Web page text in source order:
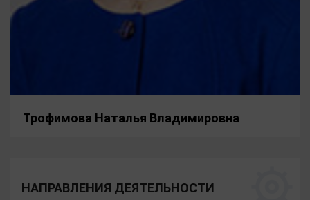
Трофимова Наталья Владимировна
НАПРАВЛЕНИЯ ДЕЯТЕЛЬНОСТИ